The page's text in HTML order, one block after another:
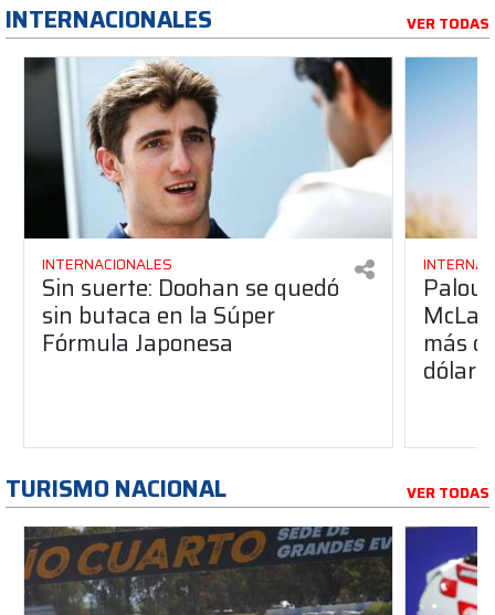
INTERNACIONALES VER TODAS
INTERNACIONALES
Sin suerte: Doohan se quedó
sin butaca en la Súper
Fórmula Japonesa
Palou
más
TURISMO NACIONAL VER TODAS